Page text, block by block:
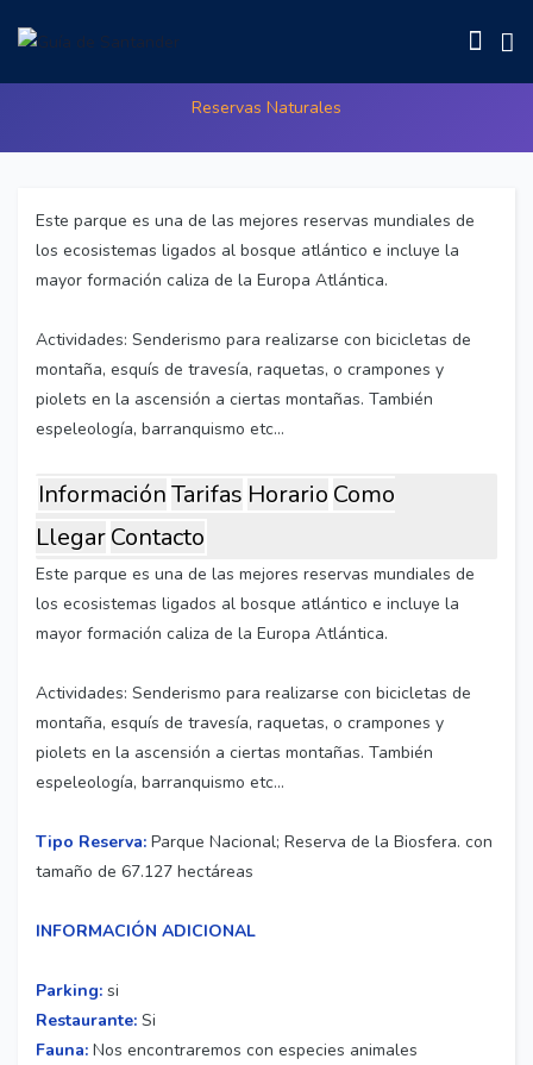
Picos de Europa
Reservas Naturales
Este parque es una de las mejores reservas mundiales de
los ecosistemas ligados al bosque atlántico e incluye la
mayor formación caliza de la Europa Atlántica.
Actividades: Senderismo para realizarse con bicicletas de
montaña, esquís de travesía, raquetas, o crampones y
piolets en la ascensión a ciertas montañas. También
espeleología, barranquismo etc…
InformaciónTarifas Horario Como
LlegarContacto
Este parque es una de las mejores reservas mundiales de
los ecosistemas ligados al bosque atlántico e incluye la
mayor formación caliza de la Europa Atlántica.
Actividades: Senderismo para realizarse con bicicletas de
montaña, esquís de travesía, raquetas, o crampones y
piolets en la ascensión a ciertas montañas. También
espeleología, barranquismo etc…
Tipo Reserva: Parque Nacional; Reserva de la Biosfera. con
tamaño de 67.127 hectáreas
INFORMACIÓN ADICIONAL
Parking: si
Restaurante: Si
Fauna: Nos encontraremos con especies animales